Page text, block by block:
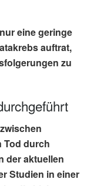
eine geringe
auftrat,
zu
Tod durch
der aktuellen
Studien in einer